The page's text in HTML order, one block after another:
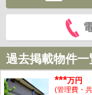
過去掲載物件一
***万円
(管理費・